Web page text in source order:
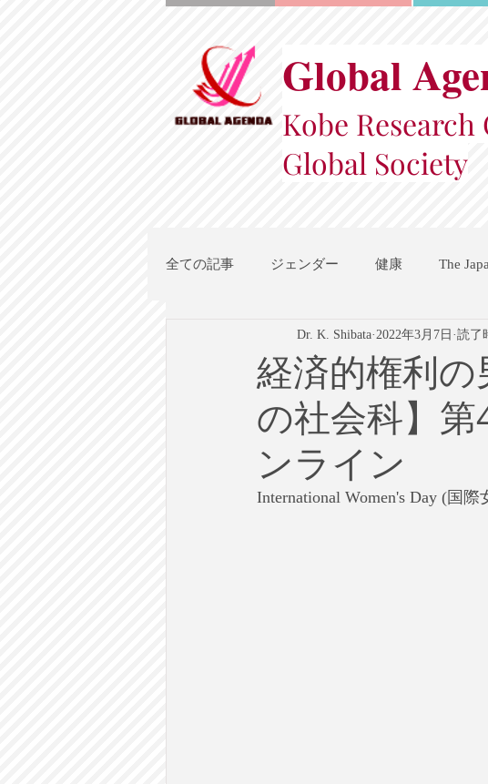
Global
Kobe
Global Society
全ての記事 ジェンダー 健康 The
地域都市政策 国際機関
テクノロジー 政治 ビジ
英語で学ぶ大人の社会科
経済的権利
の社会科】
ンライン
Dr. K. Shibata 2022年3月7日 読了
International Women's Day (国